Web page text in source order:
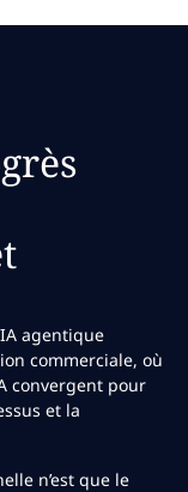
agentique
commerciale, où
convergent pour
et la
n’est que le